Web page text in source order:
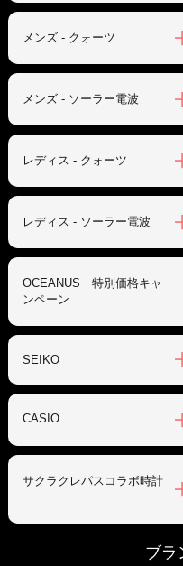
メンズ - クォーツ
メンズ - ソーラー電波
レディス - クォーツ
レディス - ソーラー電波
OCEANUS 特別価格キャ
ンペーン
SEIKO
CASIO
サクラクレパスコラボ時計
ブラ